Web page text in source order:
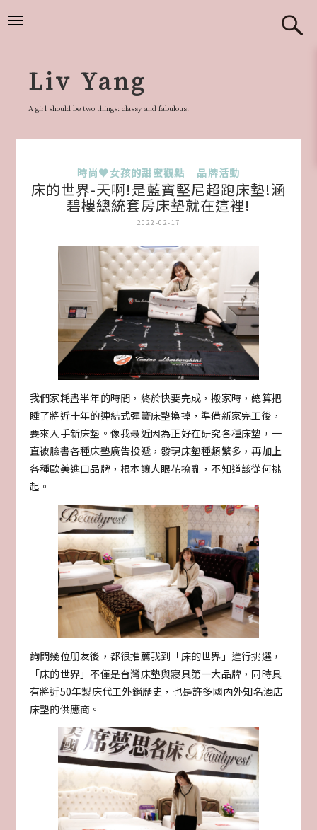
Liv Yang
A girl should be two things: classy and fabulous.
時尚♥女孩的甜蜜觀點 品牌活動
床的世界-天啊!是藍寶堅尼超跑床墊!涵
碧樓總統套房床墊就在這裡!
2022-02-17
我們家耗盡半年的時間，終於快要完成，搬家時，總算把
睡了將近十年的連結式彈簧床墊換掉，準備新家完工後，
要來入手新床墊。像我最近因為正好在研究各種床墊，一
直被臉書各種床墊廣告投遞，發現床墊種類繁多，再加上
各種歐美進口品牌，根本讓人眼花撩亂，不知道該從何挑
起。
詢問幾位朋友後，都很推薦我到「床的世界」進行挑選，
「床的世界」不僅是台灣床墊與寢具第一大品牌，同時具
有將近50年製床代工外銷歷史，也是許多國內外知名酒店
床墊的供應商。